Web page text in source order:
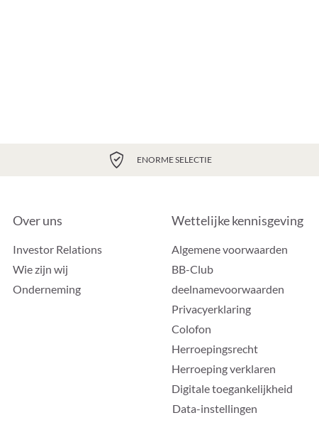
ENORME SELECTIE
Over uns
Investor Relations
Wie zijn wij
Onderneming
Wettelijke kennisgeving
Algemene voorwaarden
BB-Club
deelnamevoorwaarden
Privacyerklaring
Colofon
Herroepingsrecht
Herroeping verklaren
Digitale toegankelijkheid
Data-instellingen